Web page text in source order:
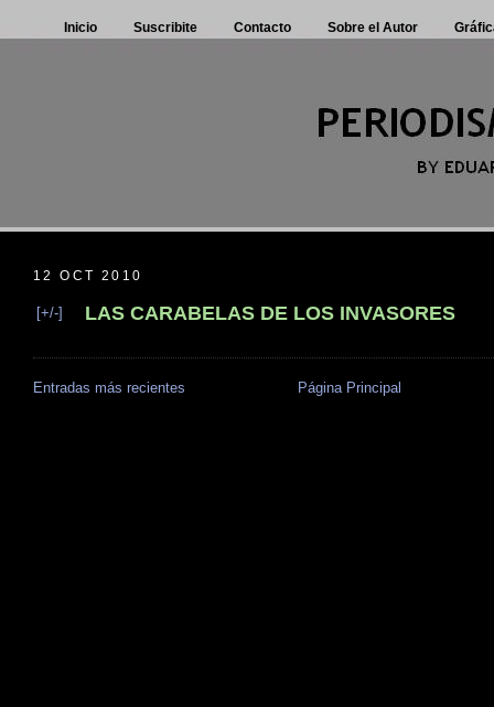
Inicio Suscribite Contacto Sobre el Autor
12 OCT 2010
[+/-] LAS CARABELAS DE LOS INVASORES
Entradas más recientes Página Principal